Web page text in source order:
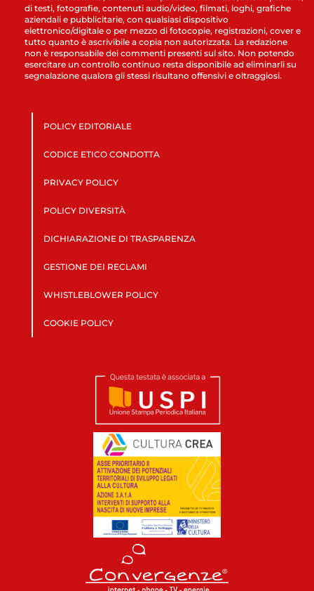
di testi, fotografie, contenuti audio/video, filmati, loghi, grafiche
aziendali e pubblicitarie, con qualsiasi dispositivo
elettronico/digitale o per mezzo di fotocopie, registrazioni, cover e
tutto quanto è ascrivibile a copia non autorizzata. La redazione
non è responsabile dei commenti presenti sul sito. Non potendo
esercitare un controllo continuo resta disponibile ad eliminarli su
segnalazione qualora gli stessi risultano offensivi e oltraggiosi.
POLICY EDITORIALE
CODICE ETICO CONDOTTA
PRIVACY POLICY
POLICY DIVERSITÀ
DICHIARAZIONE DI TRASPARENZA
GESTIONE DEI RECLAMI
WHISTLEBLOWER POLICY
COOKIE POLICY